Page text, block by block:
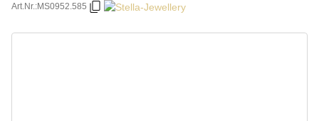
Art.Nr.:MS0952.585